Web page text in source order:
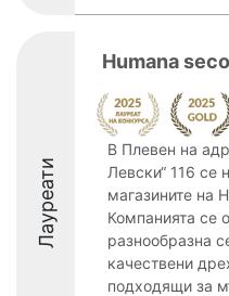
Лауреати
Humana
В Плевен на
Левски“ 116 се
магазините на
Компанията се
разнообразна
качествени
подходящи за